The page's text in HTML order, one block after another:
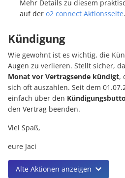
Mehr Details zu diesem
auf der o2 connect Aktionsseite.
Kündigung
Wie gewohnt ist es wichtig, die
Augen zu verlieren. Stellt sicher,
Monat vor Vertragsende kündigt,
sich oft auszahlen. Seit dem
einfach über den
den Vertrag beenden.
Viel Spaß,
eure Jaci
Alte Aktionen anzeigen